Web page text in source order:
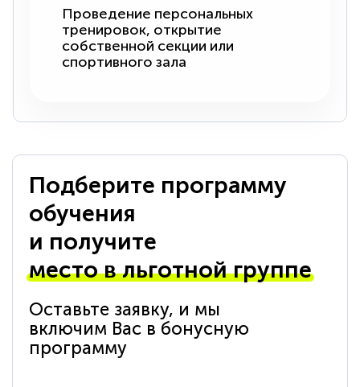
Проведение персональных
тренировок, открытие
собственной секции или
спортивного зала
Подберите программу
обучения
и получите
место в льготной группе
Оставьте заявку, и мы
включим Вас в бонусную
программу